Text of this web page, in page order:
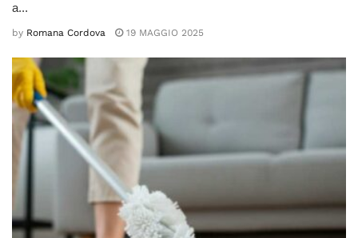
a...
by Romana Cordova 19 MAGGIO 2025